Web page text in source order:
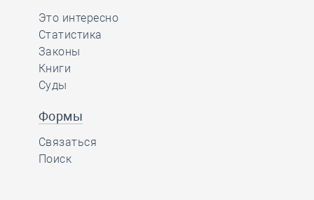
Это интересно
Статистика
Законы
Книги
Суды
Формы
Связаться
Поиск